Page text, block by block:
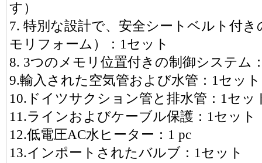
す）
7. 特別な設計で、安全シートベルト付
モリフォーム）：1セット
8. 3つのメモリ位置付きの制御システム
9.輸入された空気管および水管：1セット
10.ドイツサクション管と排水管：1セッ
11.ラインおよびケーブル保護：1セット
12.低電圧AC水ヒーター：1 pc
13.インポートされたバルブ：1セット